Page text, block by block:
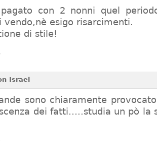
pagato con 2 nonni quel
vendo,nè esigo risarcimenti.
di stile!
Israel
sono chiaramente
dei fatti…..studia un pò la